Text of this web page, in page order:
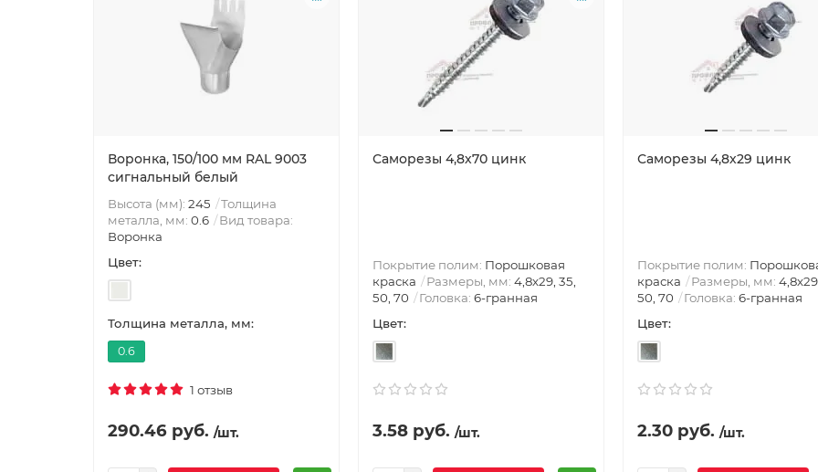
Воронка, 150/100 мм RAL 9003
сигнальный белый
Высота (мм): 245
Толщина
металла, мм: 0.6
Вид товара:
Воронка
Цвет:
Толщина металла, мм:
0.6
1 отзыв
290.46 руб. /шт.
Саморезы 4,8х70 цинк
Покрытие полим: Порошковая
краска
Размеры, мм: 4,8х29, 35,
50, 70
Головка: 6-гранная
Цвет:
3.58 руб. /шт.
Саморезы 4,8х29 цинк
Покрытие полим:
краска
Размеры, мм:
50, 70
Головка: 6-гранная
Цвет:
2.30 руб. /шт.